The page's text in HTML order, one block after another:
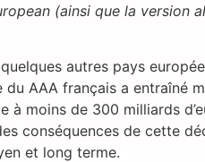
(ainsi que la version
autres pays
AAA français a entraîné
moins de 300 milliards
conséquences de cette
et long terme.